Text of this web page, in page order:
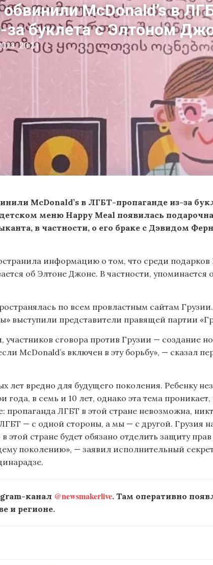
обвинили McDonald’s в
за буклета с Элтоном
20:21
McDonald’s в ЛГБТ-пропаганде из-за
меню Happy Meal появилась
в частности, о его браке с Дэвидом
информацию о том, что среди подарков
об Элтоне Джоне. В частности, упоминается
по всем провластным сайтам
выступили представители правящей партии
участников сговора против Грузии — создание
McDonald’s включен в эту борьбу», — сказал
лет вредно для будущего поколения. Ребенку
в семь и 10 лет, однако эта тема проникает,
пропаганда ЛГБТ в этой стране невозможна,
— с одной стороны, а мы — с другой. Грузия
этой стране будет обязано отделить защиту
поколению», — заявил исполнительный
канал @newsmakerlive. Там оперативно
и регионе.